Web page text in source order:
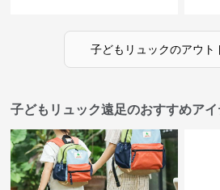
子どもリュックのアウト
子どもリュック遠足のおすすめアイ